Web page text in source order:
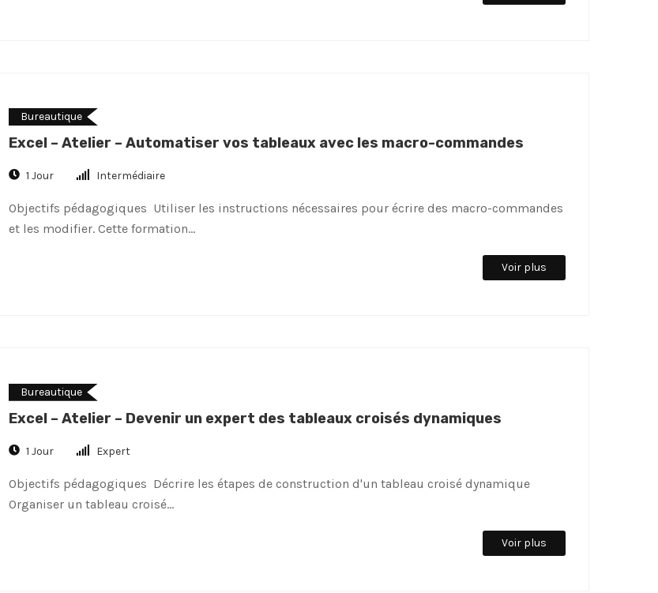
Bureautique
Excel – Atelier – Automatiser vos tableaux avec les macro-commandes
1 Jour Intermédiaire
Objectifs pédagogiques Utiliser les instructions nécessaires pour écrire des macro-commandes
et les modifier. Cette formation…
Voir plus
Bureautique
Excel – Atelier – Devenir un expert des tableaux croisés dynamiques
1 Jour Expert
Objectifs pédagogiques Décrire les étapes de construction d'un tableau croisé dynamique
Organiser un tableau croisé…
Voir plus